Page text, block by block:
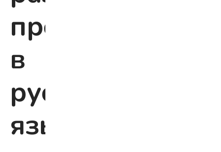
предложений
в
русском
языке